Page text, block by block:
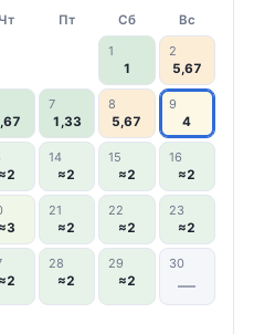
Чт Пт Сб
Вс
1
1
2
5,67
7
1,33
8
5,67
9
4
≈2
14
≈2
15
≈2
16
≈2
≈3
21
≈2
22
≈2
23
≈2
≈2
28
≈2
29
≈2
30
—